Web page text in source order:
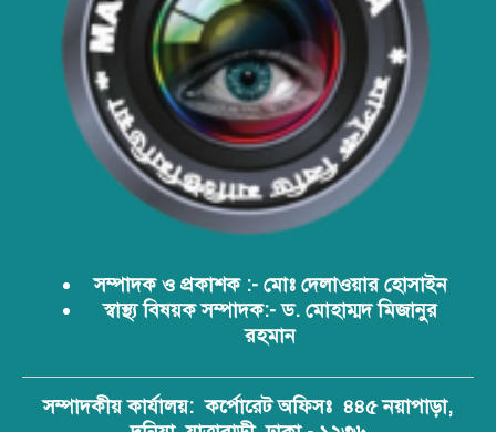
আবারো ডিএনসি নোয়াখালী কর্তৃক
বিপুল পরিমান ইয়াবা ও গাঁজা উদ্ধার
ডিএনসি নোয়াখালী কর্তৃক বিপুল পরিমান
ইয়াবা উদ্ধার
ইয়াবা উদ্ধার
সর্ববৃহৎ শিশার চালান জব্দ
সম্পাদক ও প্রকাশক :- মোঃ দেলাওয়ার হোসাইন
স্বাস্থ্য বিষয়ক সম্পাদক:- ড. মোহাম্মদ মিজানুর
রহমান
সম্পাদকীয় কার্যালয়: কর্পোরেট অফিসঃ ৪৪৫ নয়াপাড়া,